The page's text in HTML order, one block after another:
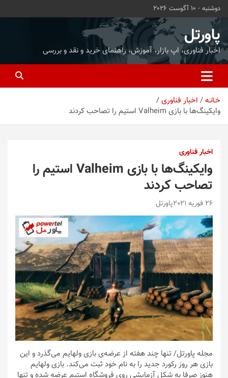
محتوا
بروید
دوشنبه - 10 آگوست 2026
پاورتل
اخبار فناوری، اپ بازار، آموزش، راهنمای خرید و نقد و بررسی
خـانـه
اخبار فناوری
وایکینگ‌ها با بازی Valheim استیم را تصاحب کردند
اخبار فناوری
وایکینگ‌ها با بازی Valheim استیم را
تصاحب کردند
26 فوریه 2021 پاورتل
مجله پاورتل/ تنها چند هفته از عرضه‌ی بازی ولهایم می‌گذرد و این
بازی هر روز رکورد جدید را به نام خود ثبت می‌کند. بازی ولهایم
هنوز صرفا به شکل آزمایشی روی فروشگاه استیم عرضه شده و تنها